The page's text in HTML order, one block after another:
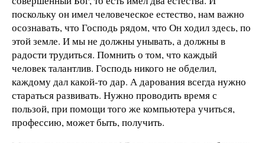
поскольку он имел человеческое естество, нам важно
осознавать, что Господь рядом, что Он ходил здесь, по
этой земле. И мы не должны унывать, а должны в
радости трудиться. Помнить о том, что каждый
человек талантлив. Господь никого не обделил,
каждому дал какой-то дар. А дарования всегда нужно
стараться развивать. Нужно проводить время с
пользой, при помощи того же компьютера учиться,
профессию, может быть, получить.